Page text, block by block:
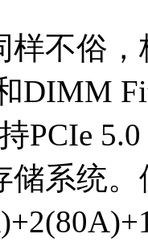
样不俗
DIMM
PCIe
储系统